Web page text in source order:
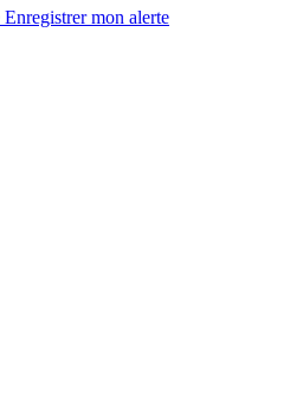
Enregistrermon alerte